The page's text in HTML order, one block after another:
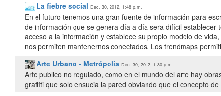
La fiebre social Dec. 30, 2012, 1:48 p.m.
En el futuro tenemos una gran fuente de información para
de información que se genera día a día sera difícil
acceso a la información y establece su propio modelo de
nos permiten mantenernos conectados. Los trendmaps
Arte Urbano - Metrópolis Dec. 30, 2012, 1:30 p.m.
Arte publico no regulado, como en el mundo del arte hay
graffiti que solo ensucia la pared obviando que el concepto